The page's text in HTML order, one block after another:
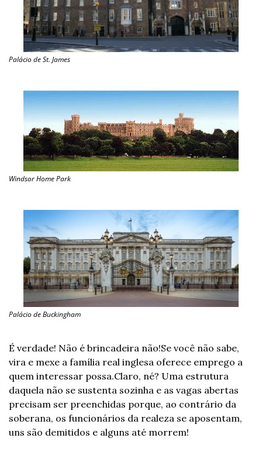
Palácio de St. James
Windsor Home Park
Palácio de Buckingham
É verdade! Não é brincadeira não!Se você não sabe,
vira e mexe a família real inglesa oferece emprego a
quem interessar possa.Claro, né? Uma estrutura
daquela não se sustenta sozinha e as vagas abertas
precisam ser preenchidas porque, ao contrário da
soberana, os funcionários da realeza se aposentam,
uns são demitidos e alguns até morrem!